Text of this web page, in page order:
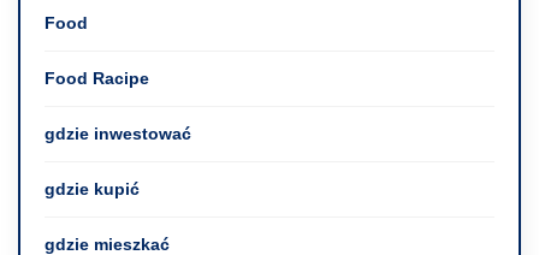
Food
Food Racipe
gdzie inwestować
gdzie kupić
gdzie mieszkać